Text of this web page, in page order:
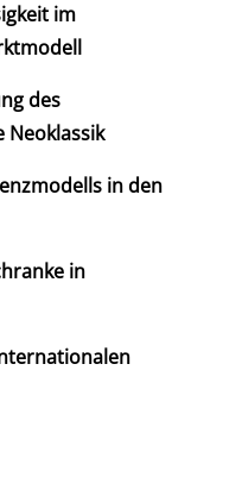
im
des
Neoklassik
in den
in